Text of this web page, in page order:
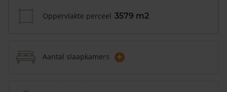
Oppervlakte perceel 3579 m2
Aantal slaapkamers +